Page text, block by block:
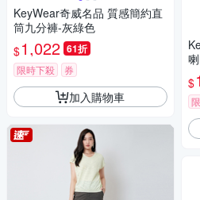
KeyWear奇威名品 質感簡約直
筒九分褲-灰綠色
$1,022 61折
限時下殺 券
加入購物車
$